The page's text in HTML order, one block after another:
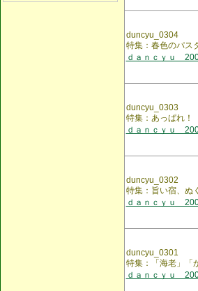
duncyu_0304
特集：春色のパス
ｄａｎｃｙｕ
duncyu_0303
特集：あっぱれ！
ｄａｎｃｙｕ
duncyu_0302
特集：旨い宿、ぬ
ｄａｎｃｙｕ
duncyu_0301
特集：「海老」「
ｄａｎｃｙｕ